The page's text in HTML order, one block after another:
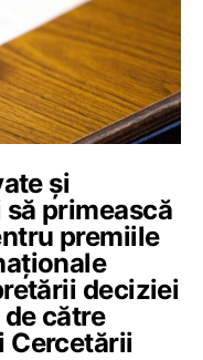
și
primească
premiile
deciziei
către
Cercetării